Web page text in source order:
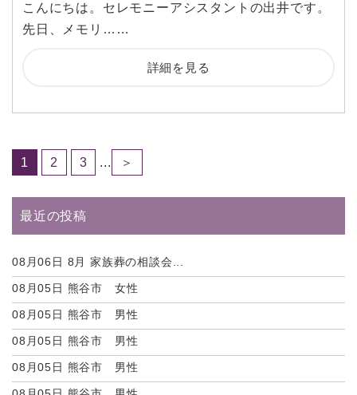
こんにちは。セレモニーアシスタントの出井です。
先日、メモリ……
詳細を見る
1 2 3 ... ＞
最近の投稿
08月06日 8月 家族葬の相談会...
08月05日 熊谷市 女性
08月05日 熊谷市 男性
08月05日 熊谷市 男性
08月05日 熊谷市 男性